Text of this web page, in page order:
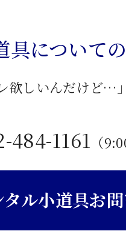
具について
欲しいんだけど…
484-1161 （
タル小道具お